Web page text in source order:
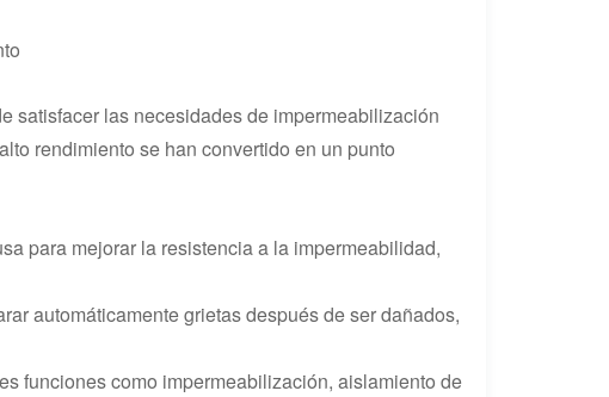
satisfacer las necesidades de impermeabilización
rendimiento se han convertido en un punto
para mejorar la resistencia a la impermeabilidad,
automáticamente grietas después de ser dañados,
funciones como impermeabilización, aislamiento de